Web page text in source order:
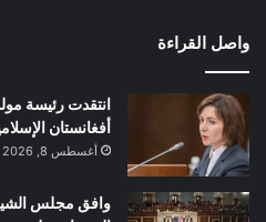
واصل القراءة
انتقدت رئيسة
أفغانستان
أغسطس 8, 2026
وافق مجلس